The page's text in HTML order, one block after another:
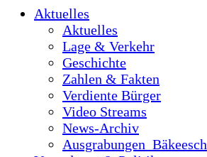
Aktuelles
Aktuelles
Lage & Verkehr
Geschichte
Zahlen & Fakten
Verdiente Bürger
Video Streams
News-Archiv
Ausgrabungen_Bäkeesch